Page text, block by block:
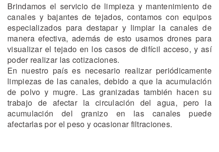
Brindamos el servicio de limpieza y mantenimiento de
canales y bajantes de tejados, contamos con equipos
especializados para destapar y limpiar la canales de
manera efectiva, además de esto usamos drones para
visualizar el tejado en los casos de difícil acceso, y así
poder realizar las cotizaciones.
En nuestro país es necesario realizar periódicamente
limpiezas de las canales, debido a que la acumulación
de polvo y mugre. Las granizadas también hacen su
trabajo de afectar la circulación del agua, pero la
acumulación del granizo en las canales puede
afectarlas por el peso y ocasionar filtraciones.